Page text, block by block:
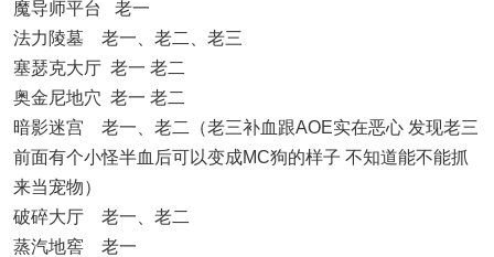
魔导师平台 老一
法力陵墓 老一、老二、老三
塞瑟克大厅 老一 老二
奥金尼地穴 老一 老二
暗影迷宫 老一、老二（老三补血跟AOE实在恶心 发现老三
前面有个小怪半血后可以变成MC狗的样子 不知道能不能抓
来当宠物）
破碎大厅 老一、老二
蒸汽地窖 老一